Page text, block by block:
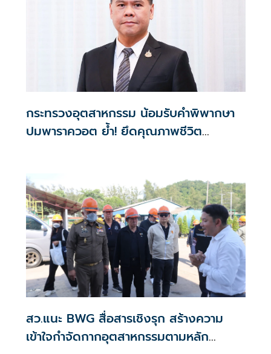
กระทรวงอุตสาหกรรม น้อมรับคำพิพากษา
ปมพาราควอต ย้ำ! ยึดคุณภาพชีวิต
สว.แนะ BWG สื่อสารเชิงรุก สร้างความ
เข้าใจกำจัดกากอุตสาหกรรมตามหลัก